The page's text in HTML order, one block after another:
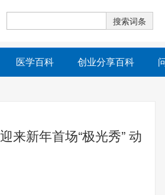
医学百科 创业分享百科
来新年首场“极光秀” 动